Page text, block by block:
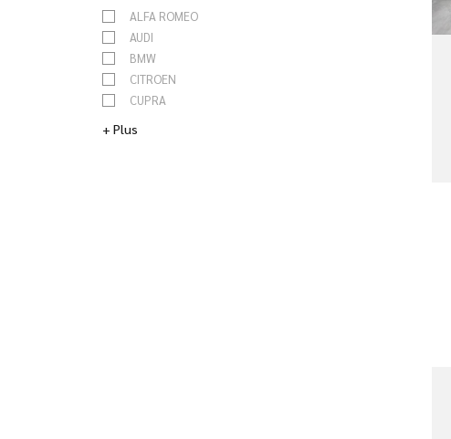
ALFA ROMEO
AUDI
BMW
CITROEN
CUPRA
+ Plus